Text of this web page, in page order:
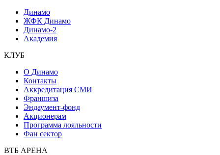
Динамо
ЖФК Динамо
Динамо-2
Академия
КЛУБ
О Динамо
Контакты
Аккредитация СМИ
Франшиза
Эндаумент-фонд
Акционерам
Программа лояльности
Фан сектор
ВТБ АРЕНА